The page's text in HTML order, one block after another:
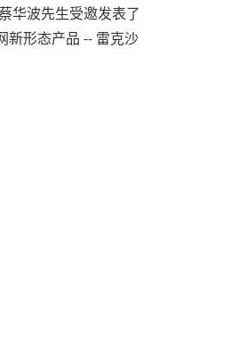
华波先生受邀发表了
新形态产品 -- 雷克沙